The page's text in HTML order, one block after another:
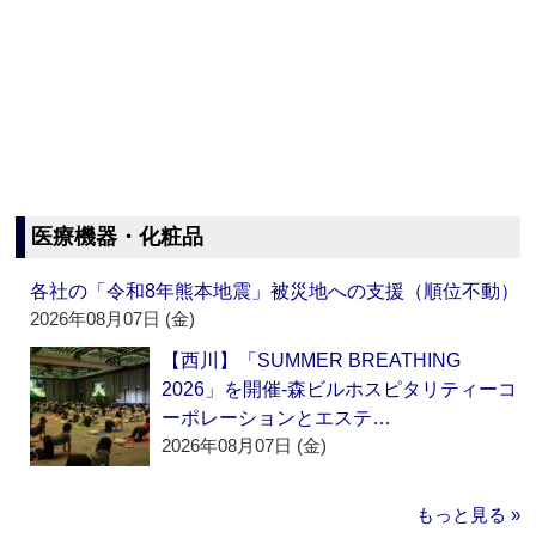
医療機器・化粧品
各社の「令和8年熊本地震」被災地への支援（順位不動）
2026年08月07日 (金)
【西川】「SUMMER BREATHING
2026」を開催‐森ビルホスピタリティーコ
ーポレーションとエステ…
2026年08月07日 (金)
もっと見る »